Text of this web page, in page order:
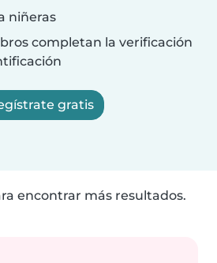
niñeras
completan la verificación
gratis
encontrar más resultados.